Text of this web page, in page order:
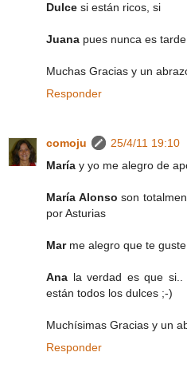
Dulce si están ricos, si
Juana pues nunca es
Muchas Gracias y un
Responder
comoju
25/4/11 19:10
María y yo me alegro de
María Alonsoson
por Asturias
Mar me alegro que te
Ana la verdad es que
están todos los dulces ;-)
Muchísimas Gracias y un
Responder